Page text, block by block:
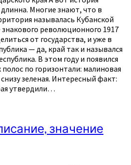
длинна. Многие знают, что в
называлась Кубанской
революционного 1917
от государства, и уже в
— да, край так и назывался
В этом году и появился
по горизонтали: малиновая
зеленая. Интересный факт:
утвердили…
значение